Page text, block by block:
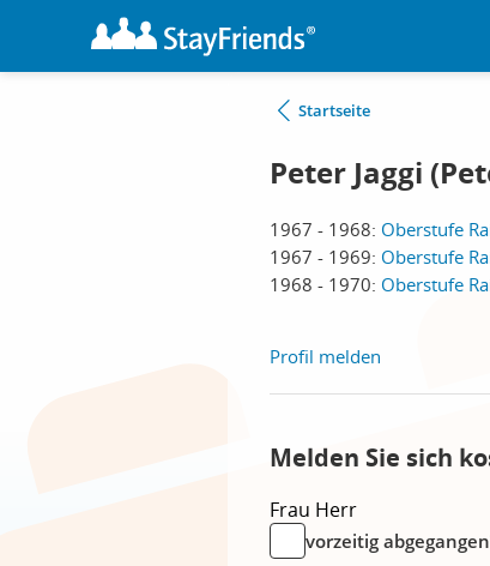
Startseite
Peter Jaggi
1967 - 1968: Oberstufe
1967 - 1969: Oberstufe
1968 - 1970: Oberstufe
Profil melden
Melden Sie sich
Frau Herr
vorzeitig